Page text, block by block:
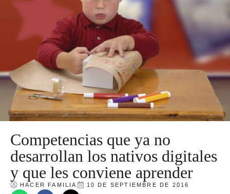
Competencias que ya no
desarrollan los nativos digitales
y que les conviene aprender
HACER FAMILIA 10 DE SEPTIEMBRE DE 2016